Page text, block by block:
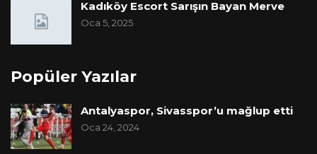
Kadıköy Escort Sarışın Bayan Merve
Oca 5, 2025
Popüler Yazılar
Antalyaspor, Sivasspor’u mağlup etti
Oca 24, 2024